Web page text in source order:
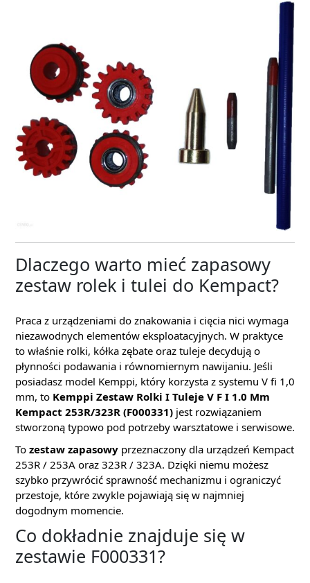
Dlaczego warto mieć zapasowy
zestaw rolek i tulei do Kempact?
Praca z urządzeniami do znakowania i cięcia nici wymaga
niezawodnych elementów eksploatacyjnych. W praktyce
to właśnie rolki, kółka zębate oraz tuleje decydują o
płynności podawania i równomiernym nawijaniu. Jeśli
posiadasz model Kemppi, który korzysta z systemu V fi 1,0
mm, to Kemppi Zestaw Rolki I Tuleje V F I 1.0 Mm
Kempact 253R/323R (F000331) jest rozwiązaniem
stworzoną typowo pod potrzeby warsztatowe i serwisowe.
To zestaw zapasowy przeznaczony dla urządzeń Kempact
253R / 253A oraz 323R / 323A. Dzięki niemu możesz
szybko przywrócić sprawność mechanizmu i ograniczyć
przestoje, które zwykle pojawiają się w najmniej
dogodnym momencie.
Co dokładnie znajduje się w
zestawie F000331?